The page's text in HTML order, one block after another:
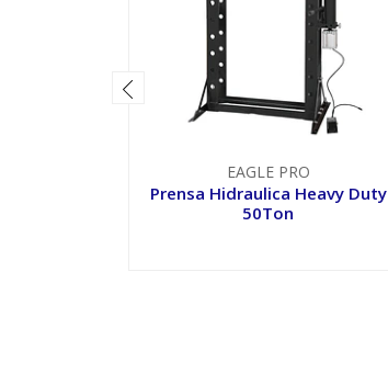
EAGLE PRO
Prensa Hidraulica Heavy Duty
50Ton